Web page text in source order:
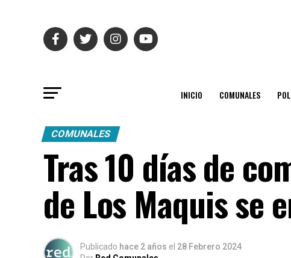
INICIO COMUNALES
COMUNALES
Tras 10 días de
de Los Maquis se
Publicado hace 2 años el 28 Febrero 2024